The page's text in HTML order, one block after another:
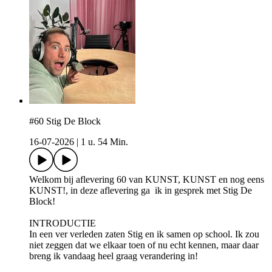
#60 Stig De Block
16-07-2026
1 u. 54 Min.
Welkom bij aflevering 60 van KUNST, KUNST en nog eens
KUNST!, in deze aflevering ga ik in gesprek met Stig De
Block!
INTRODUCTIE
In een ver verleden zaten Stig en ik samen op school. Ik zou
niet zeggen dat we elkaar toen of nu echt kennen, maar daar
breng ik vandaag heel graag verandering in!